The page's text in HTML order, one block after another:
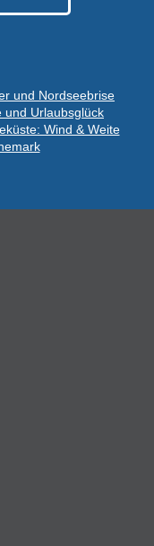
und Nordseebrise
und Urlaubsglück
Wind & Weite